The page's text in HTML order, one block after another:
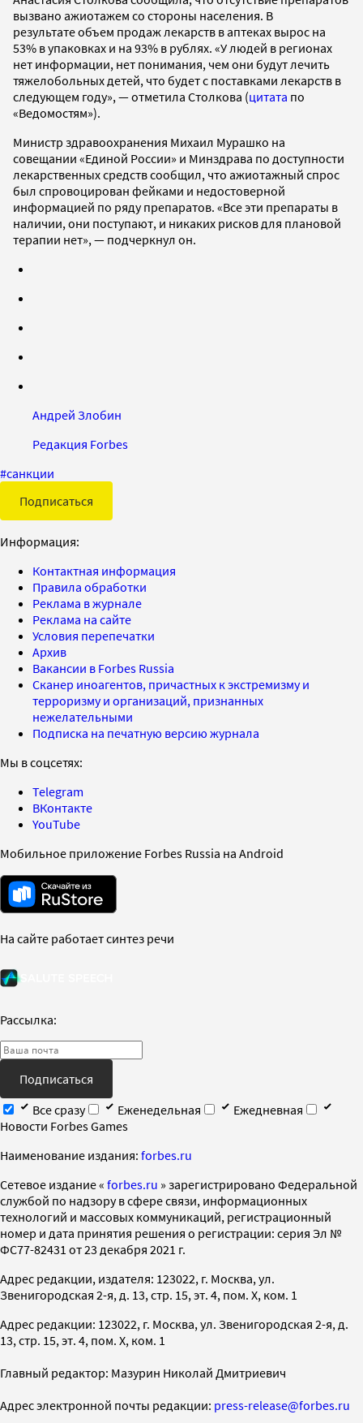
вызвано ажиотажем со стороны населения. В
результате объем продаж лекарств в аптеках вырос на
53% в упаковках и на 93% в рублях. «У людей в регионах
нет информации, нет понимания, чем они будут лечить
тяжелобольных детей, что будет с поставками лекарств в
следующем году», — отметила Столкова (цитата по
«Ведомостям»).
Министр здравоохранения Михаил Мурашко на
совещании «Единой России» и Минздрава по доступности
лекарственных средств сообщил, что ажиотажный спрос
был спровоцирован фейками и недостоверной
информацией по ряду препаратов. «Все эти препараты в
наличии, они поступают, и никаких рисков для плановой
терапии нет», — подчеркнул он.
Андрей Злобин
Редакция Forbes
#санкции
Подписаться
Информация:
Контактная информация
Правила обработки
Реклама в журнале
Реклама на сайте
Условия перепечатки
Архив
Вакансии в Forbes Russia
Сканер иноагентов, причастных к экстремизму и
терроризму и организаций, признанных
нежелательными
Подписка на печатную версию журнала
Мы в соцсетях:
Telegram
ВКонтакте
YouTube
Мобильное приложение Forbes Russia на Android
На сайте работает синтез речи
Рассылка:
Подписаться
Все сразу
Еженедельная
Ежедневная
Новости Forbes Games
Наименование издания: forbes.ru
Cетевое издание « forbes.ru » зарегистрировано Федеральной
службой по надзору в сфере связи, информационных
технологий и массовых коммуникаций, регистрационный
номер и дата принятия решения о регистрации: серия Эл №
ФС77-82431 от 23 декабря 2021 г.
Адрес редакции, издателя: 123022, г. Москва, ул.
Звенигородская 2-я, д. 13, стр. 15, эт. 4, пом. X, ком. 1
Адрес редакции: 123022, г. Москва, ул. Звенигородская 2-я, д.
13, стр. 15, эт. 4, пом. X, ком. 1
Главный редактор: Мазурин Николай Дмитриевич
Адрес электронной почты редакции: press-release@forbes.ru